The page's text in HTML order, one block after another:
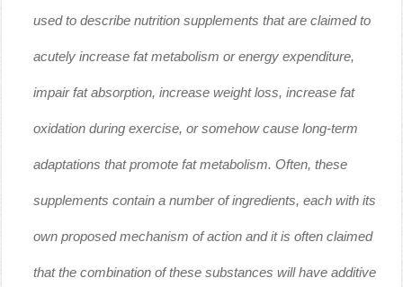
used to describe nutrition supplements that are claimed to
acutely increase fat metabolism or energy expenditure,
impair fat absorption, increase weight loss, increase fat
oxidation during exercise, or somehow cause long-term
adaptations that promote fat metabolism. Often, these
supplements contain a number of ingredients, each with its
own proposed mechanism of action and it is often claimed
that the combination of these substances will have additive